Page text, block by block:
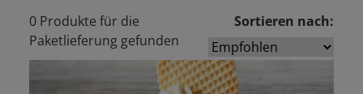
0 Produkte für die
Paketlieferung gefunden
Sortieren nach: